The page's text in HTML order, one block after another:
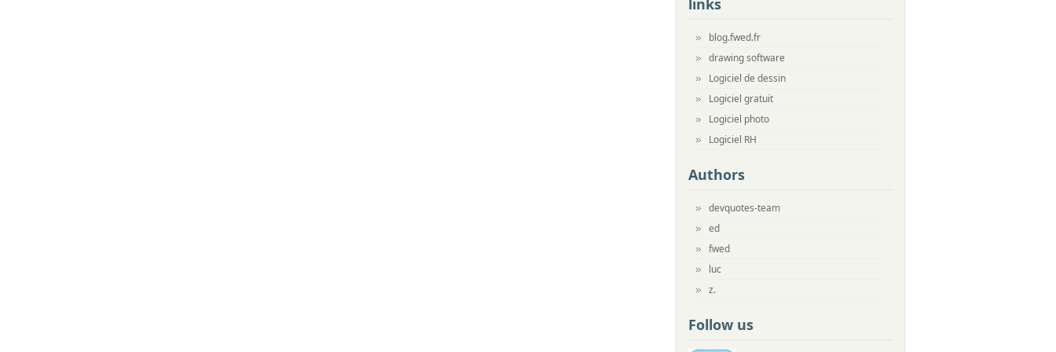
links
blog.fwed.fr
drawing software
Logiciel de dessin
Logiciel gratuit
Logiciel photo
Logiciel RH
Authors
devquotes-team
ed
fwed
luc
z.
Follow us